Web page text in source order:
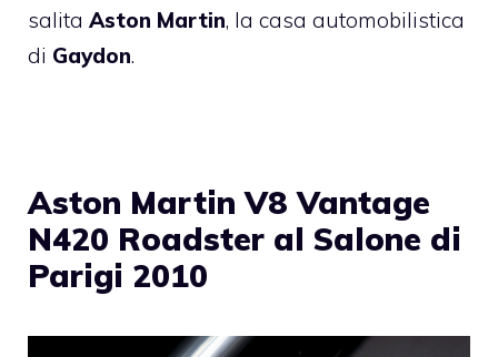
salita Aston Martin, la casa automobilistica
di Gaydon.
Aston Martin V8 Vantage
N420 Roadster al Salone di
Parigi 2010